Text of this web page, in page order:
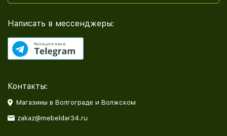
Написать в мессенджеры:
Контакты:
Магазины в Волгограде и Волжском
zakaz@mebeldar34.ru